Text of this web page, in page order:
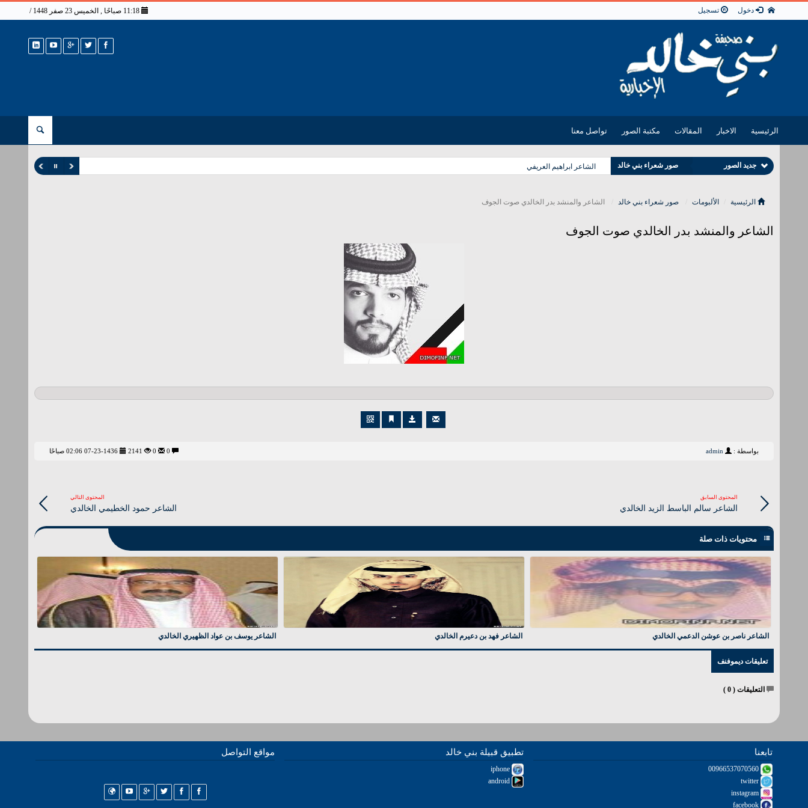
دخول تسجيل
الرئيسية الاخبار المقالات مكتبة الصور تواصل معنا
جديد الصور
صور مشايخ بني خالد
صور شعراء بني خالد الشاعر ابراهيم العريفي
الرئيسية الألبومات صور شعراء بني خالد الشاعر والمنشد بدر الخالدي صوت الجوف
الشاعر والمنشد بدر الخالدي صوت الجوف
بواسطة : admin
2141
المحتوى السابق
الشاعر سالم الباسط الزيد الخالدي
المحتوى التالي
الشاعر حمود الخطيمي الخالدي
محتويات ذات صلة
الشاعر ناصر بن عوشن الدعمي الخالدي الشاعر فهد بن دعيرم الخالدي الشاعر يوسف بن عواد الظهيري الخالدي
تعليقات ديموفنف
التعليقات ( 0
)
تابعنا تطبيق قبيلة بني خالد مواقع التواصل